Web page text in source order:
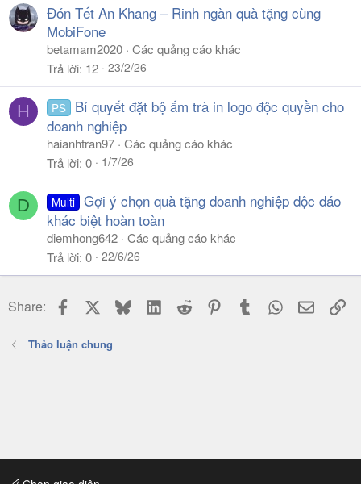
Đón Tết An Khang – Rinh ngàn quà tặng cùng
MobiFone
betamam2020 Các quảng cáo khác
Trả lời 12 23/2/26
H PS
Bí quyết đặt bộ ấm trà in logo độc quyền cho
doanh nghiệp
haianhtran97 Các quảng cáo khác
Trả lời 0 1/7/26
D Multi Gợi ý chọn quà tặng doanh nghiệp độc đáo
khác biệt hoàn toàn
diemhong642 Các quảng cáo khác
Trả lời 0 22/6/26
Share: Facebook BlueskyLinkedIn
Reddit PinterestTumblr WhatsApp
Email
Thảo luận chung